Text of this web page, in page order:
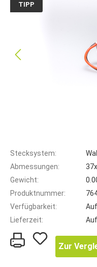
TIPP
Stecksystem:
Abmessungen:
Gewicht:
Produktnummer:
Verfügbarkeit:
Lieferzeit:
Zur